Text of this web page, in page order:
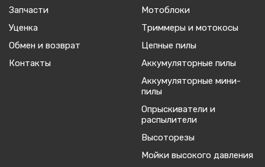
Запчасти
Уценка
Обмен и возврат
Контакты
Мотоблоки
Триммеры и мотокосы
Цепные пилы
Аккумуляторные пилы
Аккумуляторные мини-
пилы
Опрыскиватели и
распылители
Высоторезы
Мойки высокого давления